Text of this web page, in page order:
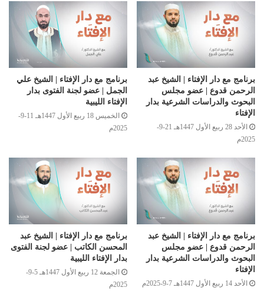
برنامج مع دار الإفتاء | الشيخ عبد
الرحمن قدوع | عضو مجلس
البحوث والدراسات الشرعية بدار
الإفتاء
الأحد 28 ربيع الأول 1447هـ 21-9-
2025م
برنامج مع دار الإفتاء | الشيخ علي
الجمل | عضو لجنة الفتوى بدار
الإفتاء الليبية
الخميس 18 ربيع الأول 1447هـ 11-9-
2025م
برنامج مع دار الإفتاء | الشيخ عبد
الرحمن قدوع | عضو مجلس
البحوث والدراسات الشرعية بدار
الإفتاء
الأحد 14 ربيع الأول 1447هـ 7-9-2025م
برنامج مع دار الإفتاء | الشيخ عبد
المحسن الكاتب | عضو لجنة الفتوى
بدار الإفتاء الليبية
الجمعة 12 ربيع الأول 1447هـ 5-9-
2025م